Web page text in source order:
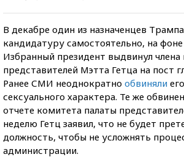
В декабре один из назначенцев Трампа
кандидатуру самостоятельно, на фоне
Избранный президент выдвинул члена
представителей Мэтта Гетца на пост
Ранее СМИ неоднократно обвиняли
сексуального характера. Те же
отчете комитета палаты
неделю Гетц заявил, что не будет
должность, чтобы не усложнять
администрации.